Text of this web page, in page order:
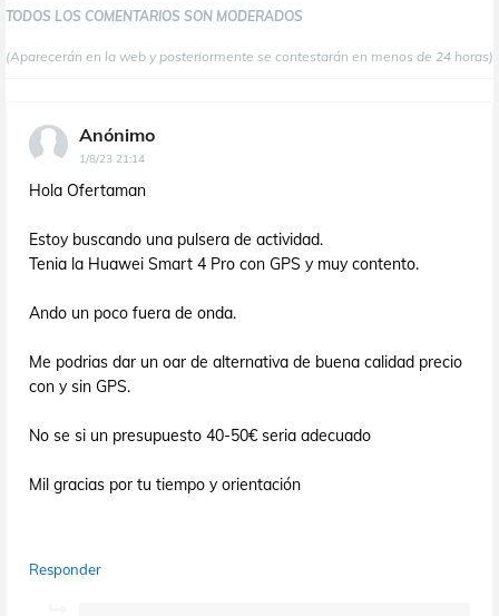
TODOS LOS COMENTARIOS SON MODERADOS
(Aparecerán en la web y posteriormente se contestarán en menos de 24 horas)
Anónimo
1/8/23 21:14
Hola Ofertaman
Estoy buscando una pulsera de actividad.
Tenia la Huawei Smart 4 Pro con GPS y muy contento.
Ando un poco fuera de onda.
Me podrias dar un oar de alternativa de buena calidad precio
con y sin GPS.
No se si un presupuesto 40-50€ seria adecuado
Mil gracias por tu tiempo y orientación
Responder